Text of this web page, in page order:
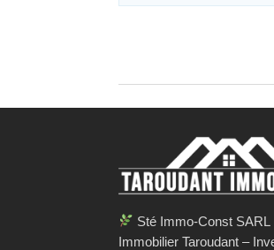
Sté Immo-Const SARL
Immobilier Taroudant –